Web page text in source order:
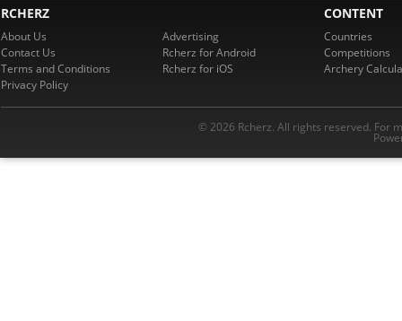
RCHERZ
About Us
Contact Us
Terms and Conditions
Privacy Policy
Advertising
Rcherz for Android
Rcherz for iOS
CONTENT
Countries
Competitions
Archery
© 2026 Rcherz. All rights reserved. For